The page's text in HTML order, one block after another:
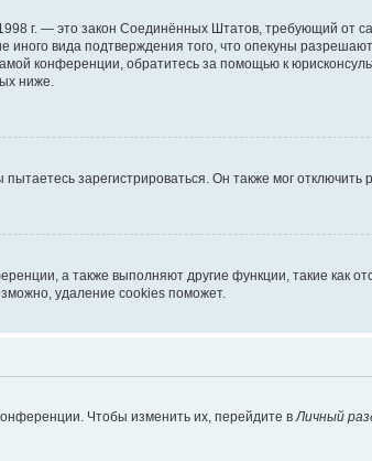
г. — это закон Соединённых Штатов, требующий от
вида подтверждения того, что опекуны
конференции, обратитесь за помощью к
ниже.
зарегистрироваться. Он также мог
а также выполняют другие функции, такие как
удаление cookies поможет.
Чтобы изменить их, перейдите в Личный